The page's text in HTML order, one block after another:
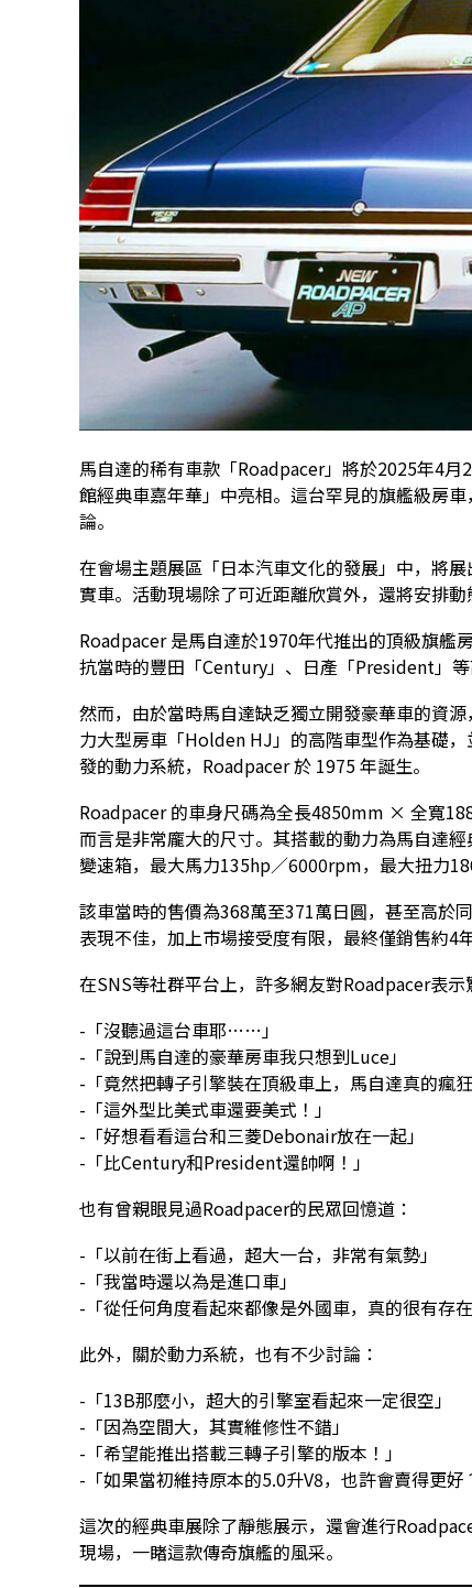
馬自達的稀有車款「Roadpacer」將於2025年4
館經典車嘉年華」中亮相。這台罕見的旗艦級房
論。
在會場主題展區「日本汽車文化的發展」中，將
實車。活動現場除了可近距離欣賞外，還將安排動
Roadpacer 是馬自達於1970年代推出的頂級旗艦
抗當時的豐田「Century」、日產「President」等
然而，由於當時馬自達缺乏獨立開發豪華車的資
力大型房車「Holden HJ」的高階車型作為基礎
發的動力系統，Roadpacer 於 1975 年誕生。
Roadpacer 的車身尺碼為全長4850mm × 全寬
而言是非常龐大的尺寸。其搭載的動力為馬自達
變速箱，最大馬力135hp／6000rpm，最大扭力
該車當時的售價為368萬至371萬日圓，甚至高
表現不佳，加上市場接受度有限，最終僅銷售約4
在SNS等社群平台上，許多網友對Roadpacer表示
-「沒聽過這台車耶……」
-「說到馬自達的豪華房車我只想到Luce」
-「竟然把轉子引擎裝在頂級車上，馬自達真的瘋狂
-「這外型比美式車還要美式！」
-「好想看看這台和三菱Debonair放在一起」
-「比Century和President還帥啊！」
也有曾親眼見過Roadpacer的民眾回憶道：
-「以前在街上看過，超大一台，非常有氣勢」
-「我當時還以為是進口車」
-「從任何角度看起來都像是外國車，真的很有存在
此外，關於動力系統，也有不少討論：
-「13B那麼小，超大的引擎室看起來一定很空」
-「因為空間大，其實維修性不錯」
-「希望能推出搭載三轉子引擎的版本！」
-「如果當初維持原本的5.0升V8，也許會賣得更好
這次的經典車展除了靜態展示，還會進行
現場，一睹這款傳奇旗艦的風采。